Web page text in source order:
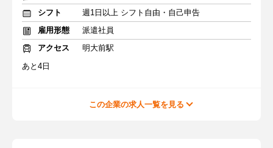
シフト
週1日以上 シフト自由・自己申告
雇用形態
派遣社員
アクセス
明大前駅
あと4日
この企業の求人一覧を見る